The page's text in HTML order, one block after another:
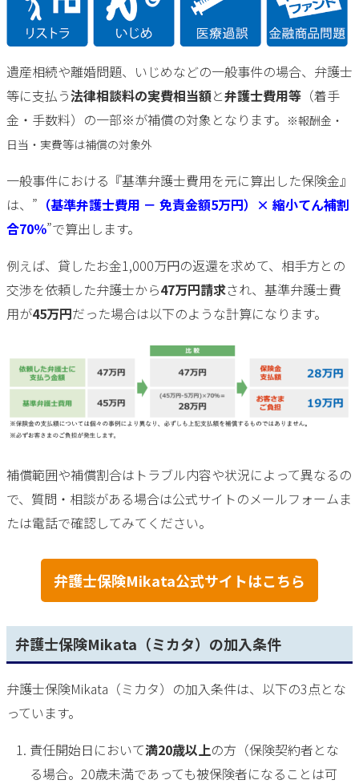
遺産相続や離婚問題、いじめなどの一般事件の場合、弁護士
等に支払う法律相談料の実費相当額と弁護士費用等 （着手
金・手数料）の一部※が補償の対象となります。 ※報酬金・
日当・実費等は補償の対象外
一般事件における『基準弁護士費用を元に算出した保険金』
は、” （基準弁護士費用 － 免責金額5万円）× 縮小てん補割
合70％”で算出します。
例えば、貸したお金1,000万円の返還を求めて、相手方との
交渉を依頼した弁護士から47万円請求され、基準弁護士費
用が45万円だった場合は以下のような計算になります。
補償範囲や補償割合はトラブル内容や状況によって異なるの
で、質問・相談がある場合は公式サイトのメールフォームま
たは電話で確認してみてください。
弁護士保険Mikata公式サイトはこちら
弁護士保険Mikata（ミカタ）の加入条件
弁護士保険Mikata（ミカタ）の加入条件は、以下の3点とな
っています。
責任開始日において満20歳以上の方（保険契約者とな
る場合。20歳未満であっても被保険者になることは可